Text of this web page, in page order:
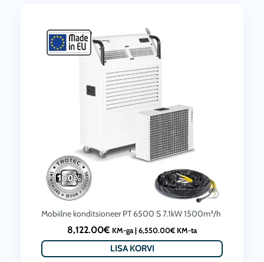
Mobiilne konditsioneer PT 6500 S 7.1kW 1500m³/h
8,122.00€ KM-ga | 6,550.00€ KM-ta
LISA KORVI